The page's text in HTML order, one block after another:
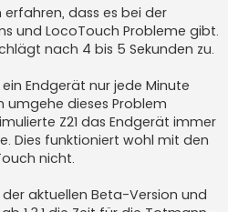
dass es bei der
und LocoTouch Probleme gibt.
nach 4 bis 5 Sekunden zu.
Endgerät nur jede Minute
umgehe dieses Problem
Z21 das Endgerät immer
Dies funktioniert wohl mit den
nicht.
aktuellen Beta-Version und